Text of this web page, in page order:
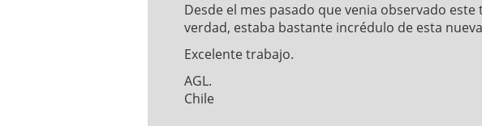
Desde el mes pasado que venia observado
verdad, estaba bastante incrédulo de esta
Excelente trabajo.
AGL.
Chile